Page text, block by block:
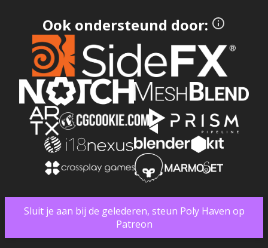
Ook ondersteund door:
Sluit je aan bij de gelederen, steun Poly Haven op
Patreon